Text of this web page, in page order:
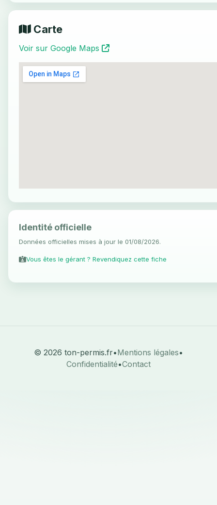
Carte
Voir sur Google Maps
Identité officielle
Données officielles mises à jour le 01/08/2026.
Vous êtes le gérant ? Revendiquez cette fiche
© 2026 ton-permis.fr•Mentions légales•
Confidentialité•Contact